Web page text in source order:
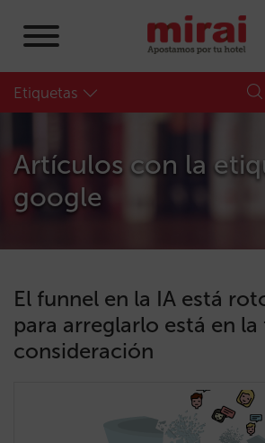
Etiquetas
Artículos con la
google
El funnel en la IA está
para arreglarlo está en la
consideración